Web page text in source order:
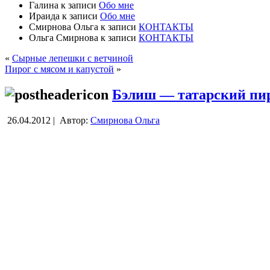
Галина к записи Обо мне
Ираида к записи Обо мне
Смирнова Ольга к записи КОНТАКТЫ
Ольга Смирнова к записи КОНТАКТЫ
« Сырные лепешки с ветчиной
Пирог с мясом и капустой »
Бэлиш — татарский
26.04.2012 | Автор: Смирнова Ольга